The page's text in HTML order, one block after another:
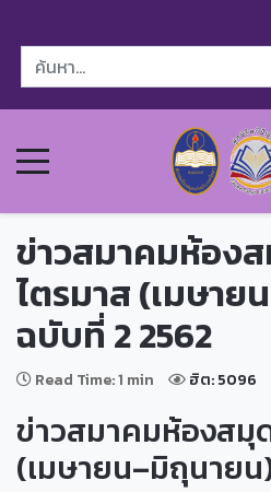
ข่าวสมาคมห้อง
ไตรมาส (เมษา
ฉบับที่ 2 2562
Read Time: 1 min ฮิต: 5096
ข่าวสมาคมห้องสมุ
(เมษายน–มิถุนายน